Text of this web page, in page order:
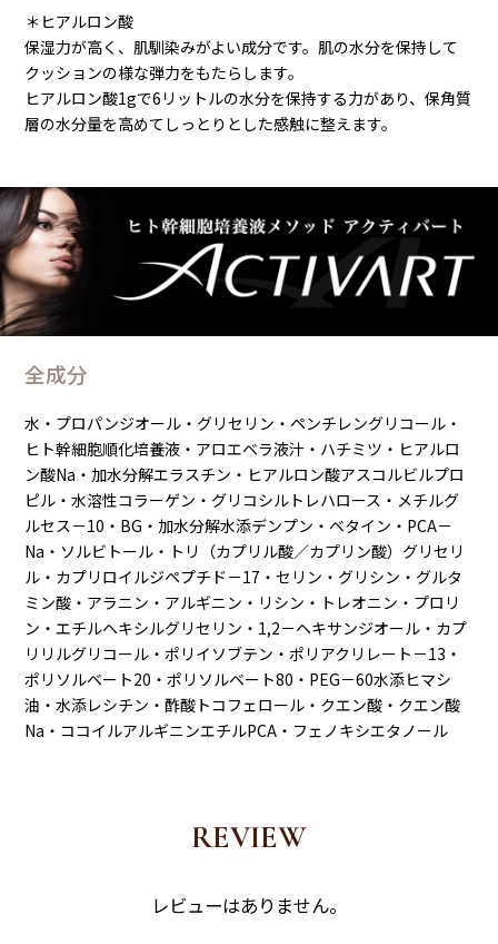
＊ヒアルロン酸
保湿力が高く、肌馴染みがよい成分です。肌の水分を保持して
クッションの様な弾力をもたらします。
ヒアルロン酸1gで6リットルの水分を保持する力があり、保角質
層の水分量を高めてしっとりとした感触に整えます。
全成分
水・プロパンジオール・グリセリン・ペンチレングリコール・
ヒト幹細胞順化培養液・アロエベラ液汁・ハチミツ・ヒアルロ
ン酸Na・加水分解エラスチン・ヒアルロン酸アスコルビルプロ
ピル・水溶性コラーゲン・グリコシルトレハロース・メチルグ
ルセス－10・BG・加水分解水添デンプン・ベタイン・PCA－
Na・ソルビトール・トリ（カプリル酸／カプリン酸）グリセリ
ル・カプリロイルジペプチド－17・セリン・グリシン・グルタ
ミン酸・アラニン・アルギニン・リシン・トレオニン・プロリ
ン・エチルヘキシルグリセリン・1,2－ヘキサンジオール・カプ
リリルグリコール・ポリイソブテン・ポリアクリレート－13・
ポリソルベート20・ポリソルベート80・PEG－60水添ヒマシ
油・水添レシチン・酢酸トコフェロール・クエン酸・クエン酸
Na・ココイルアルギニンエチルPCA・フェノキシエタノール
REVIEW
レビューはありません。